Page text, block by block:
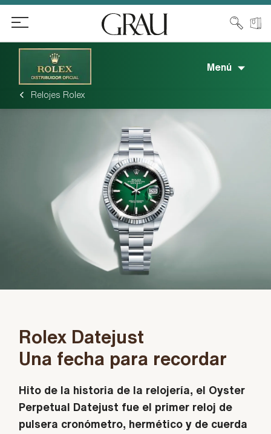
Menú
Relojes Rolex
Rolex Datejust
Una fecha para recordar
Hito de la historia de la relojería, el Oyster
Perpetual Datejust fue el primer reloj de
pulsera cronómetro, hermético y de cuerda